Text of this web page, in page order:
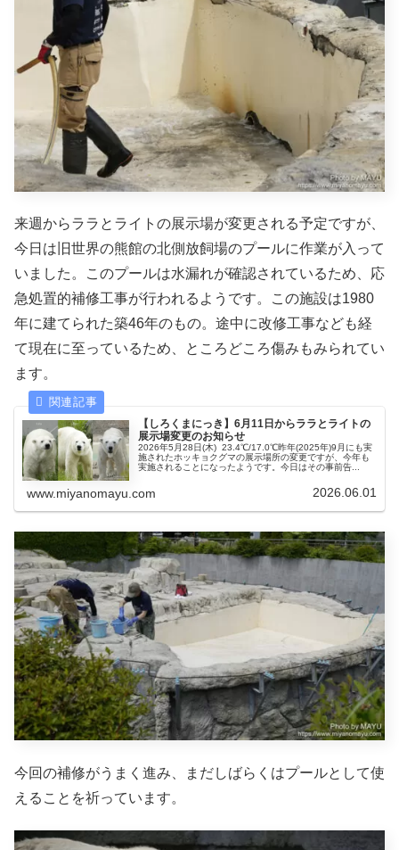
来週からララとライトの展示場が変更される予定ですが、
今日は旧世界の熊館の北側放飼場のプールに作業が入って
いました。このプールは水漏れが確認されているため、応
急処置的補修工事が行われるようです。この施設は1980
年に建てられた築46年のもの。途中に改修工事なども経
て現在に至っているため、ところどころ傷みもみられてい
ます。
【しろくまにっき】6月11日からララとライトの
展示場変更のお知らせ
2026年5月28日(木) 23.4℃/17.0℃昨年(2025年)9月にも実
施されたホッキョクグマの展示場所の変更ですが、今年も
実施されることになったようです。今日はその事前告...
www.miyanomayu.com 2026.06.01
今回の補修がうまく進み、まだしばらくはプールとして使
えることを祈っています。